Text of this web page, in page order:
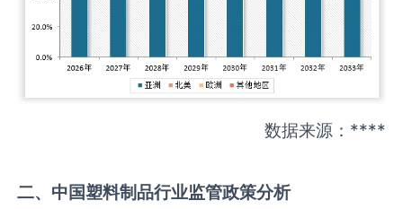
数据来源：****
二、中国塑料制品行业监管政策分析